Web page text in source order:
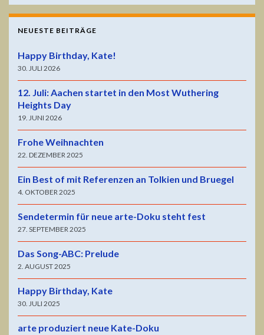
NEUESTE BEITRÄGE
Happy Birthday, Kate!
30. JULI 2026
12. Juli: Aachen startet in den Most Wuthering
Heights Day
19. JUNI 2026
Frohe Weihnachten
22. DEZEMBER 2025
Ein Best of mit Referenzen an Tolkien und Bruegel
4. OKTOBER 2025
Sendetermin für neue arte-Doku steht fest
27. SEPTEMBER 2025
Das Song-ABC: Prelude
2. AUGUST 2025
Happy Birthday, Kate
30. JULI 2025
arte produziert neue Kate-Doku